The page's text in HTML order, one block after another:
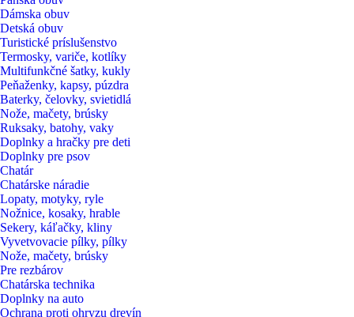
Dámska obuv
Detská obuv
Turistické príslušenstvo
Termosky, variče, kotlíky
Multifunkčné šatky, kukly
Peňaženky, kapsy, púzdra
Baterky, čelovky, svietidlá
Nože, mačety, brúsky
Ruksaky, batohy, vaky
Doplnky a hračky pre deti
Doplnky pre psov
Chatár
Chatárske náradie
Lopaty, motyky, ryle
Nožnice, kosaky, hrable
Sekery, káľačky, kliny
Vyvetvovacie pílky, pílky
Nože, mačety, brúsky
Pre rezbárov
Chatárska technika
Doplnky na auto
Ochrana proti ohryzu drevín